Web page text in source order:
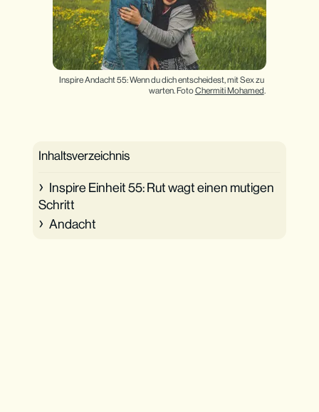
Inspire Andacht 55: Wenn du dich entscheidest, mit Sex zu
warten. Foto Chermiti Mohamed.
Inhaltsverzeichnis
Inspire Einheit 55: Rut wagt einen mutigen
Schritt
Andacht